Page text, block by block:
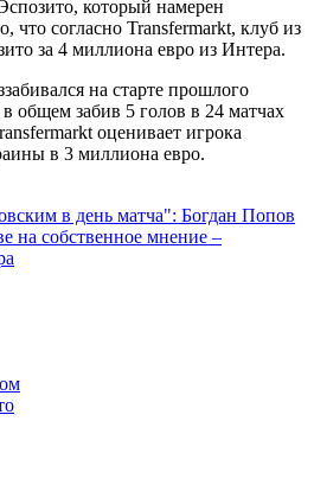
который намерен
что согласно Transfermarkt, клуб из
за 4 миллиона евро из Интера.
на старте прошлого
общем забив 5 голов в 24 матчах
оценивает игрока
в 3 миллиона евро.
в день матча": Богдан Попов
на собственное мнение –